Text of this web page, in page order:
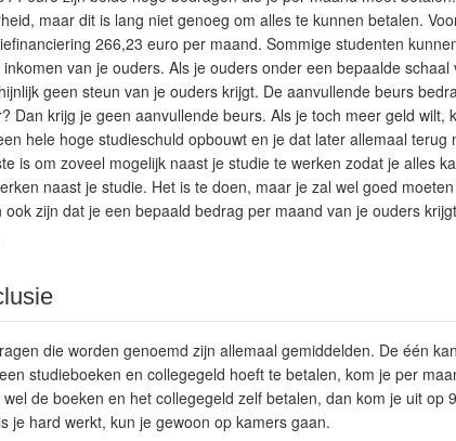
maar dit is lang niet genoeg om alles te kunnen betalen.
266,23 euro per maand. Sommige studenten
van je ouders. Als je ouders onder een bepaalde
geen steun van je ouders krijgt. De aanvullende beurs
Dan krijg je geen aanvullende beurs. Als je toch meer geld
hele hoge studieschuld opbouwt en je dat later allemaal terug
is om zoveel mogelijk naast je studie te werken zodat je alles
naast je studie. Het is te doen, maar je zal wel goed
ook zijn dat je een bepaald bedrag per maand van je ouders
die worden genoemd zijn allemaal gemiddelden. De één
studieboeken en collegegeld hoeft te betalen, kom je per
wel de boeken en het collegegeld zelf betalen, dan kom je uit
je hard werkt, kun je gewoon op kamers gaan.